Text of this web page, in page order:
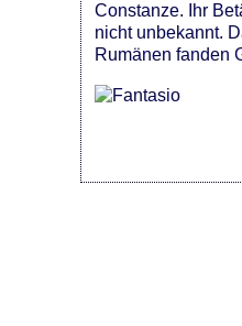
Constanze. Ihr
nicht unbekannt.
Rumänen fanden